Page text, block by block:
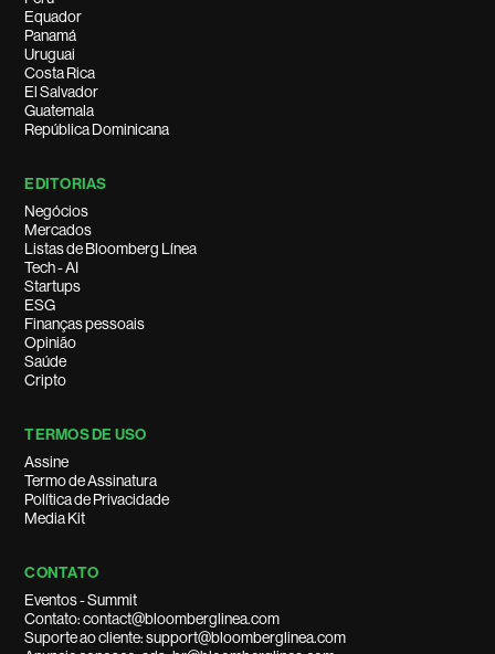
Equador
Panamá
Uruguai
Costa Rica
El Salvador
Guatemala
República Dominicana
EDITORIAS
Negócios
Mercados
Listas de Bloomberg Línea
Tech - AI
Startups
ESG
Finanças pessoais
Opinião
Saúde
Cripto
TERMOS DE USO
Assine
Termo de Assinatura
Política de Privacidade
Media Kit
CONTATO
Eventos - Summit
Contato: contact@bloomberglinea.com
Suporte ao cliente: support@bloomberglinea.com